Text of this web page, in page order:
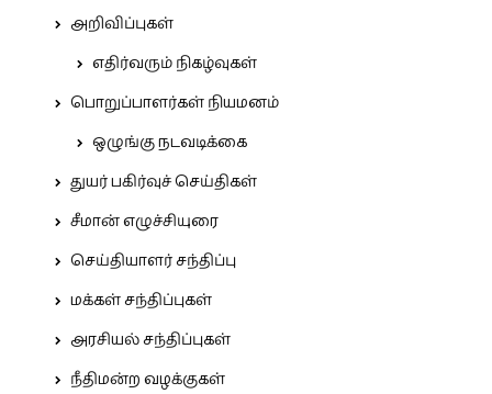
அறிவிப்புகள்
எதிர்வரும் நிகழ்வுகள்
பொறுப்பாளர்கள் நியமனம்
ஒழுங்கு நடவடிக்கை
துயர் பகிர்வுச் செய்திகள்
சீமான் எழுச்சியுரை
செய்தியாளர் சந்திப்பு
மக்கள் சந்திப்புகள்
அரசியல் சந்திப்புகள்
நீதிமன்ற வழக்குகள்